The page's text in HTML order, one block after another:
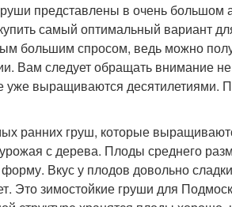
представлены в очень большом
самый оптимальный вариант
большим спросом, ведь можно
Вам следует обращать внимание
уже выращиваются десятилетиями.
ранних груш, которые
с дерева. Плоды среднего
Вкус у плодов довольно
Это зимостойкие груши для